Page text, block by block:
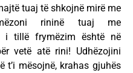
tuaj të shkojnë mirë me
rininë tuaj me
i tillë frymëzim është në
vetë atë rini! Udhëzojini
t’i mësojnë, krahas gjuhës